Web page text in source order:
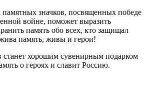
значков, посвященных победе
войне, поможет выразить
память обо всех, кто защищал
память, живы и герои!
станет хорошим сувенирным подарком
о героях и славит Россию.